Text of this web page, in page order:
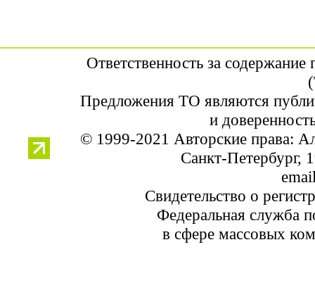
Ответственность за
Предложения ТО являются
и
© 1999-2021 Авторские права:
Санкт-Петербург,
Свидетельство о
Федеральная служба
в сфере массовых